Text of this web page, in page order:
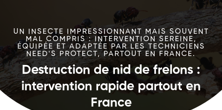
UN INSECTE IMPRESSIONNANT MAIS SOUVENT
MAL COMPRIS : INTERVENTION SEREINE,
ÉQUIPÉE ET ADAPTÉE PAR LES TECHNICIENS
NEED'S PROTECT, PARTOUT EN FRANCE.
Destruction de nid de frelons :
intervention rapide partout en
France